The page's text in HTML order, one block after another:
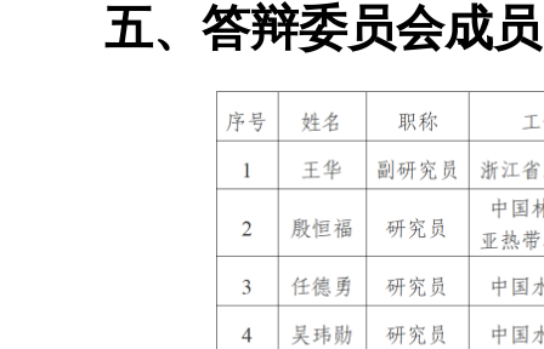
五、答辩委员会成员